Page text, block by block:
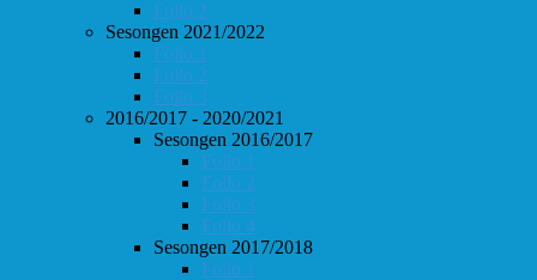
Follo 2
Sesongen 2021/2022
Follo 1
Follo 2
Follo 3
2016/2017 - 2020/2021
Sesongen 2016/2017
Follo 1
Follo 2
Follo 3
Follo 4
Sesongen 2017/2018
Follo 1